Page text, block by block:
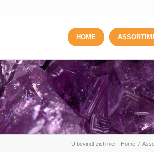
HOME
U bevindt zich hier: Home /